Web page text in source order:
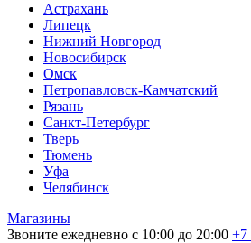
Астрахань
Липецк
Нижний Новгород
Новосибирск
Омск
Петропавловск-Камчатский
Рязань
Санкт-Петербург
Тверь
Тюмень
Уфа
Челябинск
Магазины
Звоните ежедневно с 10:00 до 20:00 +7